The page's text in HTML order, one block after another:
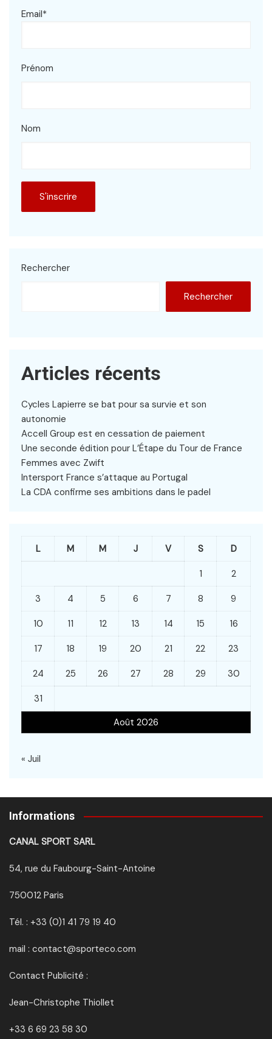
Email*
Prénom
Nom
Rechercher
Rechercher
Articles récents
Cycles Lapierre se bat pour sa survie et son
autonomie
Accell Group est en cessation de paiement
Une seconde édition pour L’Étape du Tour de France
Femmes avec Zwift
Intersport France s’attaque au Portugal
La CDA confirme ses ambitions dans le padel
Août 2026
L M M J V S D
1 2
3 4 5 6 7 8 9
10 11 12 13 14 15 16
17 18 19 20 21 22 23
24 25 26 27 28 29 30
31
« Juil
Informations
CANAL SPORT SARL
54, rue du Faubourg-Saint-Antoine
750012 Paris
Tél. : +33 (0)1 41 79 19 40
mail : contact@sporteco.com
Contact Publicité :
Jean-Christophe Thiollet
+33 6 69 23 58 30